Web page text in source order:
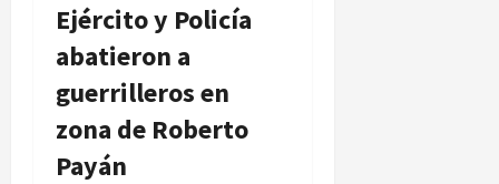
Ejército y Policía
abatieron a
guerrilleros en
zona de Roberto
Payán